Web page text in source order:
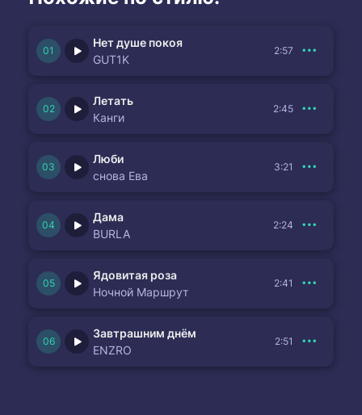
Нет душе покоя
GUT1K
2:57
Летать
Канги
2:45
Люби
снова Ева
3:21
Дама
BURLA
2:24
Ядовитая роза
Ночной Маршрут
2:41
Завтрашним днём
ENZRO
2:51